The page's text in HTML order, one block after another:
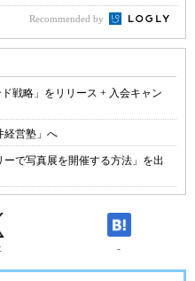
Recommended by
戦略」をリリース + 入会キャン
経営塾」へ
で写真展を開催する方法」を出
-